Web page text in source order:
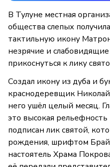
В Тулуне местная
общества слепых
тактильную икону
незрячие и
прикоснуться к лику
Создал икону из дуба и
краснодеревщик
него ушёл целый месяц.
это высокая
подписан лик святой,
рождения, шрифтом
настоятель Храма